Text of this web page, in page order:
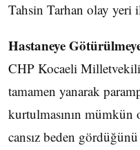
Tahsin Tarhan olay
Hastaneye
CHP Kocaeli
tamamen yanarak
kurtulmasının mümkün
cansız beden